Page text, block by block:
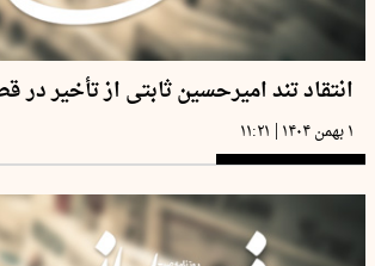
انتقاد تند امیرحسین ثابتی از تأخیر در
۱ بهمن ۱۴۰۴ | ۱۱:۲۱